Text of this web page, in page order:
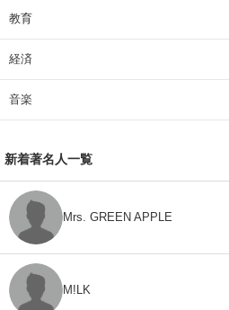
教育
経済
音楽
新着著名人一覧
Mrs. GREEN APPLE
M!LK